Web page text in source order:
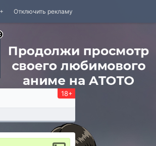
Отключить рекламу
18+